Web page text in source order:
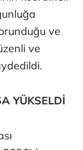
ve
ve
YÜKSELDİ